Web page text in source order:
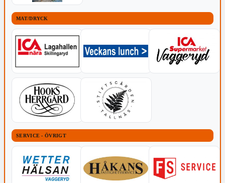
MAT/DRYCK
SERVICE - ÖVRIGT